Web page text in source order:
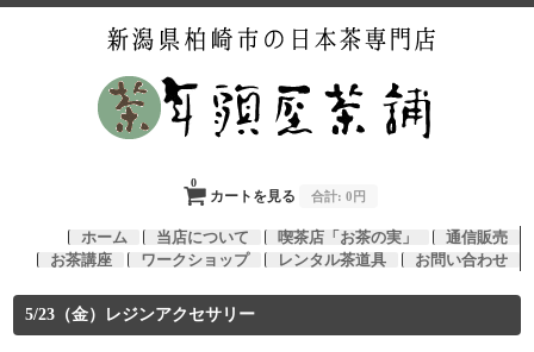
カートを見る
0
合計: 0円
ホーム 当店について 喫茶店「お茶の実」
通信販売
お茶講座
ワークショップ レンタル茶道具 お問い合わせ
5/23（金）レジンアクセサリー